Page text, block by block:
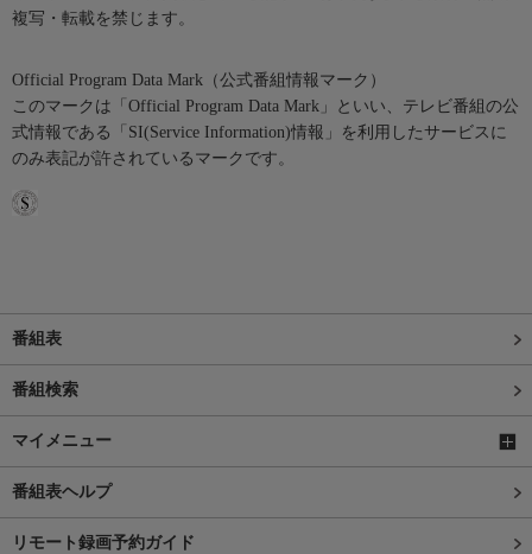
複写・転載を禁じます。
Official Program Data Mark（公式番組情報マーク）
このマークは「Official Program Data Mark」といい、テレビ番組の公
式情報である「SI(Service Information)情報」を利用したサービスに
のみ表記が許されているマークです。
番組表
番組検索
マイメニュー
番組表ヘルプ
リモート録画予約ガイド